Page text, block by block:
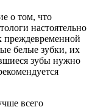
о том, что
настоятельно
преждевременной
белые зубки, их
зубы нужно
всего